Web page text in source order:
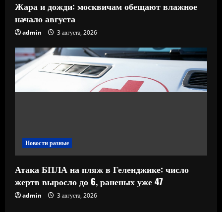
Жара и дожди: москвичам обещают влажное
начало августа
admin 3 августа, 2026
Новости разные
Атака БПЛА на пляж в Геленджике: число
жертв выросло до 6, раненых уже 47
admin 3 августа, 2026